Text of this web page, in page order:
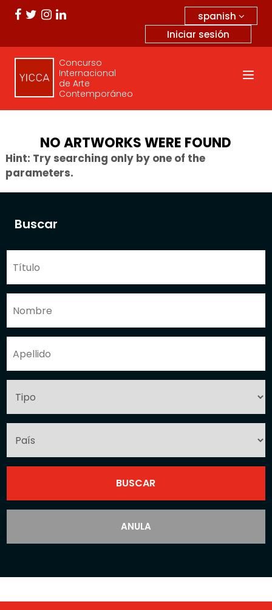
spanish
Iniciar sesión
Concurso
Internacional
de Arte
Contemporáneo
Buscar
ANULA
NO ARTWORKS WERE FOUND
Hint: Try searching only by one of the
parameters.